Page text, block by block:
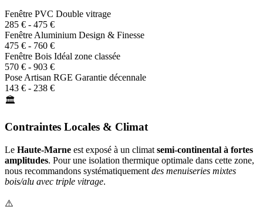
Fenêtre PVC Double vitrage
285 € - 475 €
Fenêtre Aluminium Design & Finesse
475 € - 760 €
Fenêtre Bois Idéal zone classée
570 € - 903 €
Pose Artisan RGE Garantie décennale
143 € - 238 €
🏛️
Contraintes Locales & Climat
Le Haute-Marne est exposé à un climat semi-continental à fortes
amplitudes. Pour une isolation thermique optimale dans cette zone,
nous recommandons systématiquement des menuiseries mixtes
bois/alu avec triple vitrage.
⚠️